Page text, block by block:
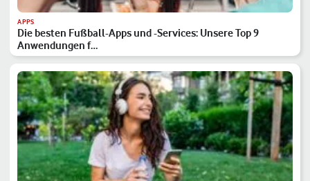
APPS
Die besten Fußball-Apps und -Services: Unsere Top 9
Anwendungen f…